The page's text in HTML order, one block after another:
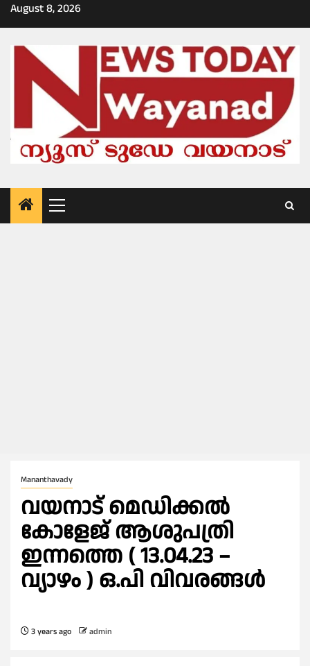
Skip
to
August 8, 2026
Primary
Menu
Mananthavady
വയനാട് മെഡിക്കൽ
കോളേജ് ആശുപത്രി
ഇന്നത്തെ ( 13.04.23 –
വ്യാഴം ) ഒ.പി വിവരങ്ങൾ
3 years ago admin